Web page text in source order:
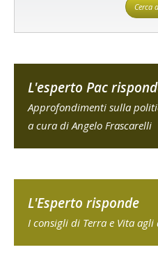
Cerca
L'esperto Pac
Approfondimenti sulla
a cura di Angelo Frascarelli
L'Esperto risponde
I consigli di Terra e Vita